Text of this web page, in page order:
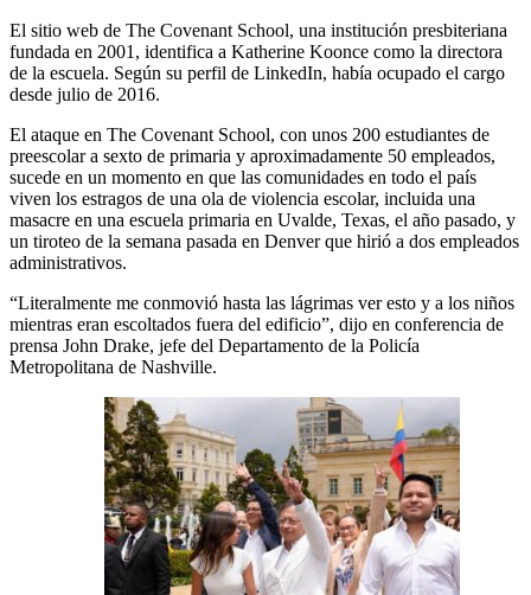
El sitio web de The Covenant School, una institución presbiteriana
fundada en 2001, identifica a Katherine Koonce como la directora
de la escuela. Según su perfil de LinkedIn, había ocupado el cargo
desde julio de 2016.
El ataque en The Covenant School, con unos 200 estudiantes de
preescolar a sexto de primaria y aproximadamente 50 empleados,
sucede en un momento en que las comunidades en todo el país
viven los estragos de una ola de violencia escolar, incluida una
masacre en una escuela primaria en Uvalde, Texas, el año pasado, y
un tiroteo de la semana pasada en Denver que hirió a dos empleados
administrativos.
“Literalmente me conmovió hasta las lágrimas ver esto y a los niños
mientras eran escoltados fuera del edificio”, dijo en conferencia de
prensa John Drake, jefe del Departamento de la Policía
Metropolitana de Nashville.